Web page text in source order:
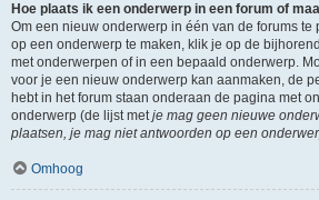
Hoe plaats ik een onderwerp in een forum of
Om een nieuw onderwerp in één van de forums te
op een onderwerp te maken, klik je op de
met onderwerpen of in een bepaald onderwerp.
voor je een nieuw onderwerp kan aanmaken, de
hebt in het forum staan onderaan de pagina met
onderwerp (de lijst metje mag geen nieuwe
plaatsen, je mag niet antwoorden op een
Omhoog